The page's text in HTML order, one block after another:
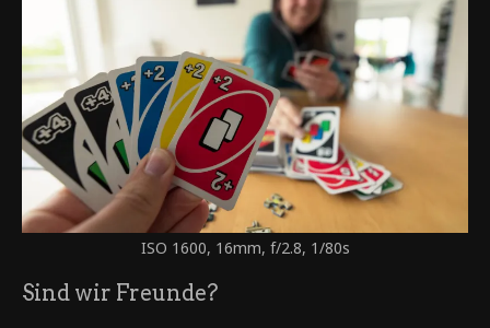
ISO 1600, 16mm, f/2.8, 1/80s
Sind wir Freunde?